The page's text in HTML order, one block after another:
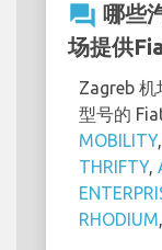
question_answer 哪些
场提供
Zagreb 机
型号的
MOBILITY,
THRIFTY,
RHODIUM,